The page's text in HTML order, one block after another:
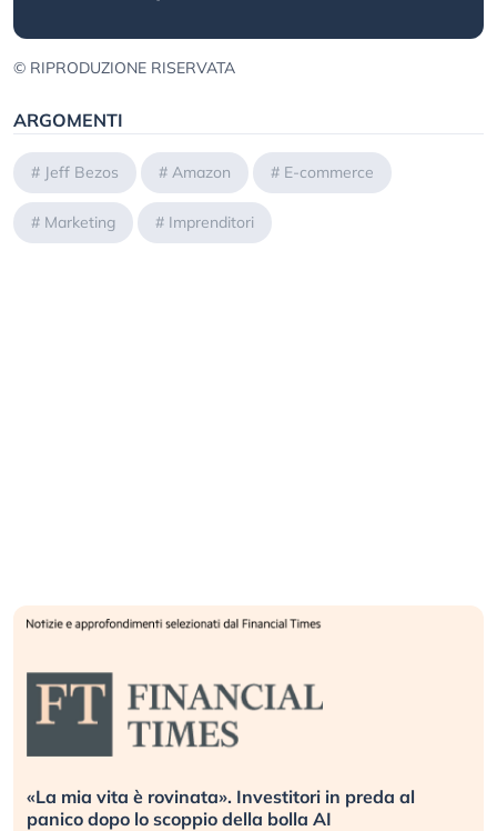
© RIPRODUZIONE RISERVATA
ARGOMENTI
# Jeff Bezos # Amazon # E-commerce
# Marketing # Imprenditori
«La mia vita è rovinata». Investitori in preda al
panico dopo lo scoppio della bolla AI